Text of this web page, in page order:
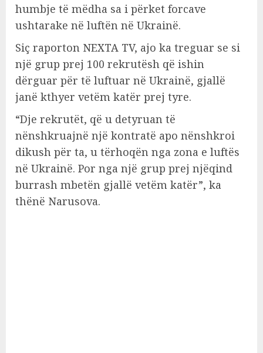
humbje të mëdha sa i përket forcave
ushtarake në luftën në Ukrainë.
Siç raporton NEXTA TV, ajo ka treguar se si
një grup prej 100 rekrutësh që ishin
dërguar për të luftuar në Ukrainë, gjallë
janë kthyer vetëm katër prej tyre.
“Dje rekrutët, që u detyruan të
nënshkruajnë një kontratë apo nënshkroi
dikush për ta, u tërhoqën nga zona e luftës
në Ukrainë. Por nga një grup prej njëqind
burrash mbetën gjallë vetëm katër”, ka
thënë Narusova.